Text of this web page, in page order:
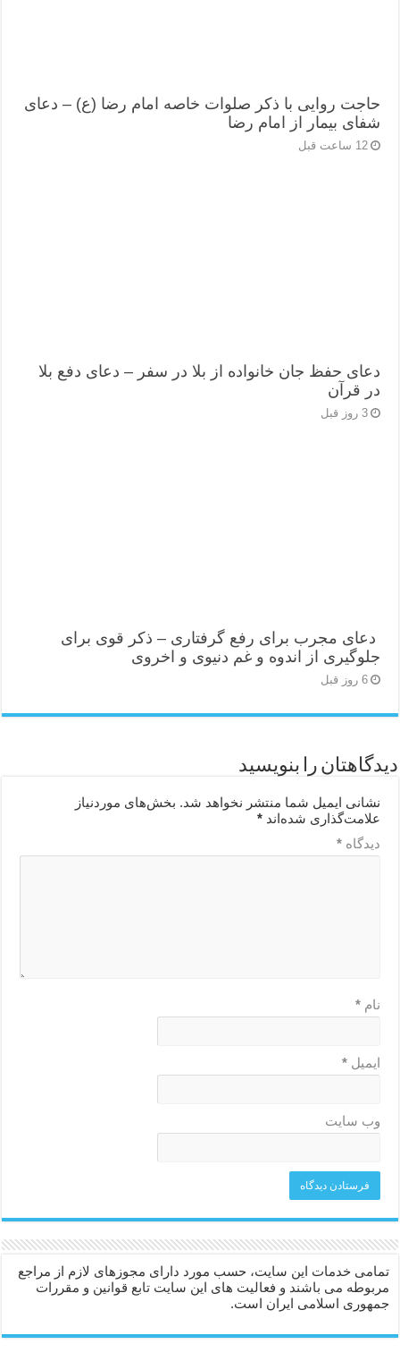
حاجت روایی با ذکر صلوات خاصه امام رضا (ع) – دعای
شفای بیمار از امام رضا
12 ساعت قبل
دعای حفظ جان خانواده از بلا در سفر – دعای دفع بلا
در قرآن
3 روز قبل
دعای مجرب برای رفع گرفتاری – ذکر قوی برای
جلوگیری از اندوه و غم دنیوی و اخروی
6 روز قبل
دیدگاهتان را بنویسید
نشانی ایمیل شما منتشر نخواهد شد. بخش‌های موردنیاز
علامت‌گذاری شده‌اند*
دیدگاه*
نام*
ایمیل*
وب‌ سایت
تمامی خدمات این سایت، حسب مورد دارای مجوزهای لازم از مراجع
مربوطه می باشند و فعالیت های این سایت تابع قوانین و مقررات
جمهوری اسلامی ایران است.